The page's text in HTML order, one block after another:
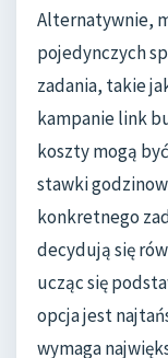
Alternatywnie,
pojedynczych
zadania, takie
kampanie link
koszty mogą
stawki
konkretnego
decydują się
ucząc się
opcja jest
wymaga